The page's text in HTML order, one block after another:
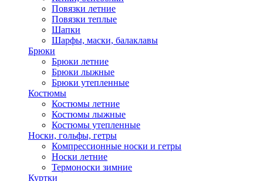
Повязки летние
Повязки теплые
Шапки
Шарфы, маски, балаклавы
Брюки
Брюки летние
Брюки лыжные
Брюки утепленные
Костюмы
Костюмы летние
Костюмы лыжные
Костюмы утепленные
Носки, гольфы, гетры
Компрессионные носки и гетры
Носки летние
Термоноски зимние
Куртки